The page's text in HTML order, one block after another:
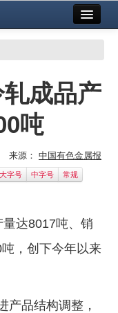
成品产
吨
来源： 中国有色金属报
大字号 中字号 常规
达8017吨、销
，创下今年以来
产品结构调整，